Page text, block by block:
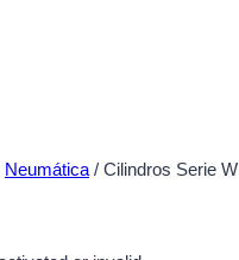
Neumática / Cilindros Serie W